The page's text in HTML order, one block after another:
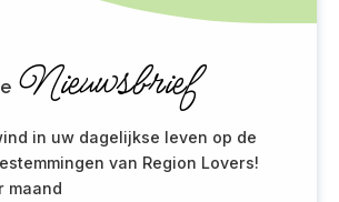
Nieuwsbrief
in uw dagelijkse leven op de
van Region Lovers!
maand